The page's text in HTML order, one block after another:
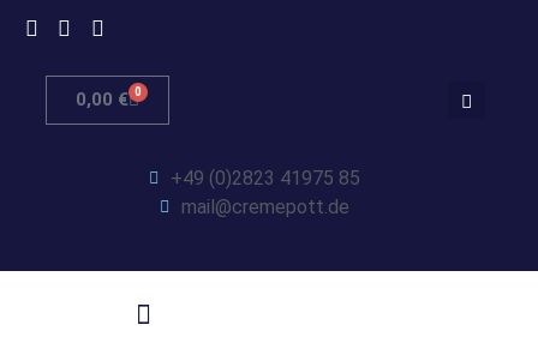
+49 (0)2823 41975 85
mail@cremepott.de
0,00 € 0